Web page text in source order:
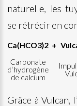
naturelle, les
se rétrécir en
Ca(HCO3)2 +
Carbonate
d’hydrogène
de calcium
Grâce à